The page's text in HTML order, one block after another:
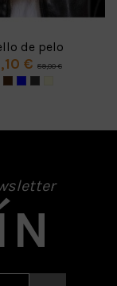
de pelo
€ 89,00 €